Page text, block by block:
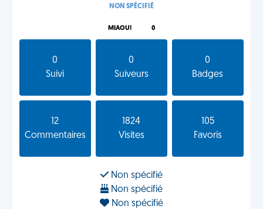
NON SPÉCIFIÉ
MIAOU! 0
0
Suivi
0
Suiveurs
0
Badges
12
Commentaires
1824
Visites
105
Favoris
Non spécifié
Non spécifié
Non spécifié